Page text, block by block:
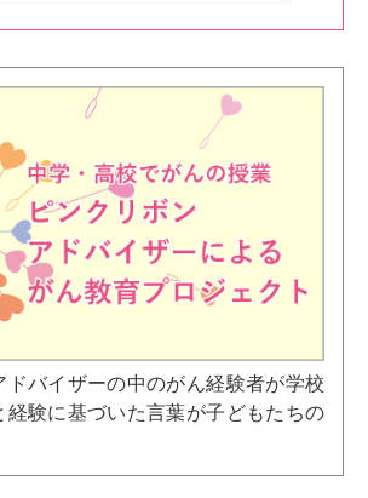
ドバイザーの中のがん経験者が学校
経験に基づいた言葉が子どもたちの